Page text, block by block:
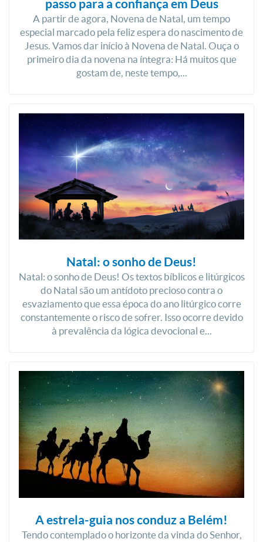
passo para a confiança em Deus
A partir de agora, Novena de Natal, um tempo
especial marcado pela feliz espera do nascimento de
Jesus. Vamos dar início à Novena de Natal. Ouça o
primeiro dia da novena na íntegra: Há muitos que
gostam de, neste tempo,...
Natal: o sonho de Deus!
Natal: o sonho de Deus! Os textos bíblicos e litúrgicos
do Natal são um antídoto precioso contra o
esvaziamento que essa época do ano litúrgico corre
constantemente o risco de sofrer. Isso ocorre devido
à prevalência da lógica devocional e...
A estrela-guia nos conduz a Belém!
Tendo contemplado o horizonte da vinda do Senhor,